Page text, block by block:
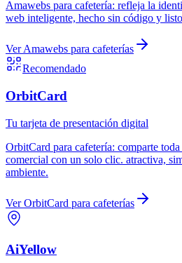
Amawebs para cafetería: refleja la
web inteligente, hecho sin código y
VerAmawebs para cafeterías
Recomendado
OrbitCard
Tu tarjeta de presentación digital
OrbitCard para cafetería: comparte
comercial con un solo clic. atractiva,
ambiente.
VerOrbitCard para cafeterías
AiYellow